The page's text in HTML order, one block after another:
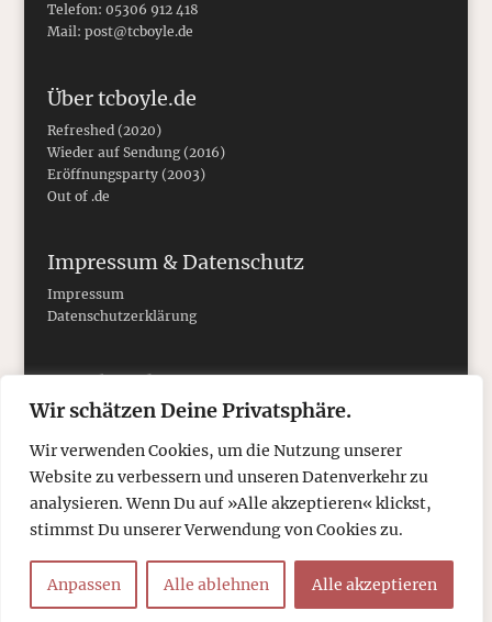
Wir schätzen Deine Privatsphäre.
Wir verwenden Cookies, um die Nutzung unserer
Website zu verbessern und unseren Datenverkehr zu
analysieren. Wenn Du auf »Alle akzeptieren« klickst,
stimmst Du unserer Verwendung von Cookies zu.
Anpassen Alle ablehnen Alle akzeptieren
Telefon: 05306 912 418
Mail: post@tcboyle.de
Über tcboyle.de
Refreshed (2020)
Wieder auf Sendung (2016)
Eröffnungsparty (2003)
Out of .de
Impressum & Datenschutz
Impressum
Datenschutzerklärung
Social Media